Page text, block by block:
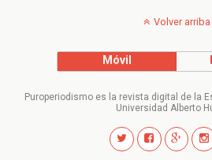
Volver arriba
Móvil
Puroperiodismo es la revista digital de la
Universidad Alberto